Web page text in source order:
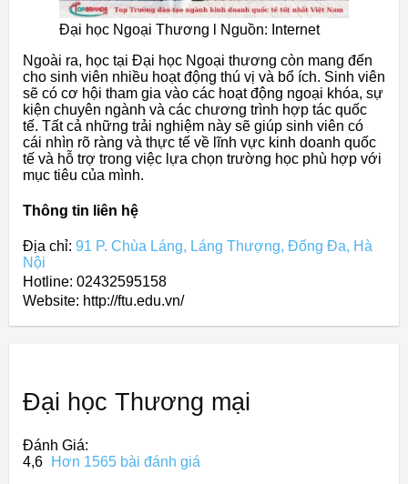
Đại học Ngoại Thương l Nguồn: Internet
Ngoài ra, học tại Đại học Ngoại thương còn mang đến
cho sinh viên nhiều hoạt động thú vị và bổ ích. Sinh viên
sẽ có cơ hội tham gia vào các hoạt động ngoại khóa, sự
kiện chuyên ngành và các chương trình hợp tác quốc
tế. Tất cả những trải nghiệm này sẽ giúp sinh viên có
cái nhìn rõ ràng và thực tế về lĩnh vực kinh doanh quốc
tế và hỗ trợ trong việc lựa chọn trường học phù hợp với
mục tiêu của mình.
Thông tin liên hệ
Địa chỉ: 91 P. Chùa Láng, Láng Thượng, Đống Đa, Hà
Nội
Hotline: 02432595158
Website: http://ftu.edu.vn/
Đại học Thương mại
Đánh Giá:
4,6
Hơn 1565 bài đánh giá